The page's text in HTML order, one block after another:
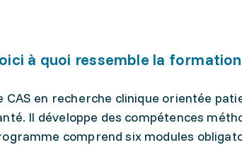
à quoi ressemble la formation
CAS en recherche clinique orientée
Il développe des compétences
comprend six modules